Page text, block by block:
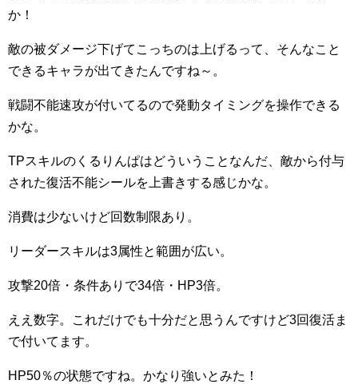
か！
敵の被ダメージ下げてこっちのは上げるって、そんなこと
できるキャラが出てきたんですね～。
戦闘不能速攻が付いてるので発動タイミングを操作できる
かな。
TPスキルのくるりんぱはどういうことなんだ、敵から付与
された復活不能シールを上書きする感じかな。
消費は少ないけど回数制限あり。
リーダースキルは3属性と範囲が広い。
攻撃20倍・条件ありで34倍・HP3倍。
ええ数字。これだけでも十分だと思うんですけど3回復活ま
で付いてます。
HP50％の状態ですね。かなり強いとみた！